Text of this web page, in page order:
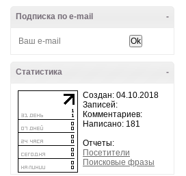
-
Подписка по e-mail
-
Статистика
Создан: 04.10.2018
Записей:
Комментариев:
Написано: 181
Отчеты:
Посетители
Поисковые фразы